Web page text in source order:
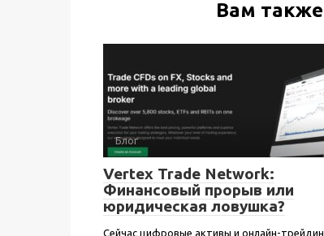
Вам
Блог
Vertex Trade Network:
Финансовый прорыв или
юридическая ловушка?
Сейчас цифровые активы и онлайн-